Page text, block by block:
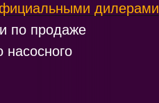
дилерами
по продаже